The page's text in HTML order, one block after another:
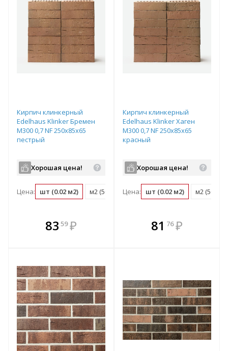
Кирпич клинкерный
Edelhaus Klinker Бремен
М300 0,7 NF 250х85х65
пестрый
Хорошая цена!
Цена: шт (0.02 м2) м2 (50 шт) поддон (600 шт)
83 59 ₽
В комплекте
всегда выгоднее!
Кирпич клинкерный
Edelhaus Klinker Хаген
М300 0,7 NF 250х85х65
красный
Хорошая цена!
Цена: шт (0.02 м2) м2 (50 шт)
В комплекте
всегда выгоднее!
81 76 ₽